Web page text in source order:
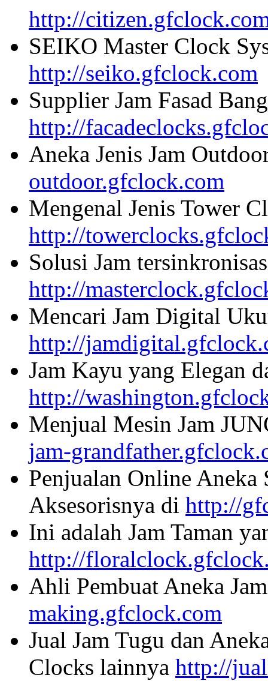
http://
SEIKO Master Clock
http://seiko.gfclock.com
Supplier Jam Fasad
http://
Aneka Jenis Jam
outdoor.gfclock.com
Mengenal Jenis Tower
http://
Solusi Jam
http://
Mencari Jam Digital
http://
Jam Kayu yang Elegan
http://
Menjual Mesin Jam
jam-
Penjualan Online Aneka
Aksesorisnya di http://
Ini adalah Jam Taman
http://
Ahli Pembuat Aneka
making.gfclock.com
Jual Jam Tugu dan
Clocks lainnya http://